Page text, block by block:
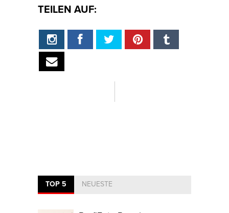
TEILEN AUF:
TOP 5 NEUESTE